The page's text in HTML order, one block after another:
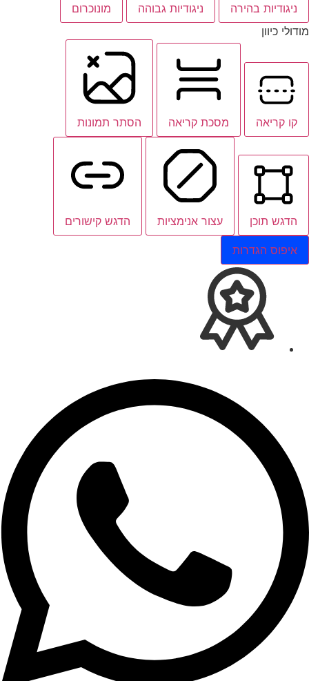
ניגודיות בהירה ניגודיות גבוהה
מונוכרום
מודולי כיוון
קו קריאה מסכת קריאה הסתר תמונות
הדגש תוכן עצור אנימציות הדגש קישורים
איפוס הגדרות